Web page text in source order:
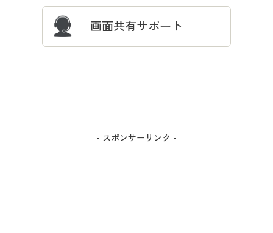
画面共有サポート
- スポンサーリンク -